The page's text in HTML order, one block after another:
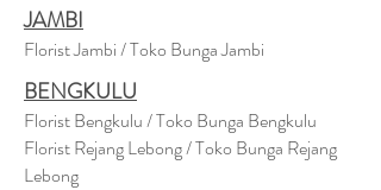
JAMBI
Florist Jambi / Toko Bunga Jambi
BENGKULU
Florist Bengkulu / Toko Bunga Bengkulu
Florist Rejang Lebong / Toko Bunga Rejang
Lebong